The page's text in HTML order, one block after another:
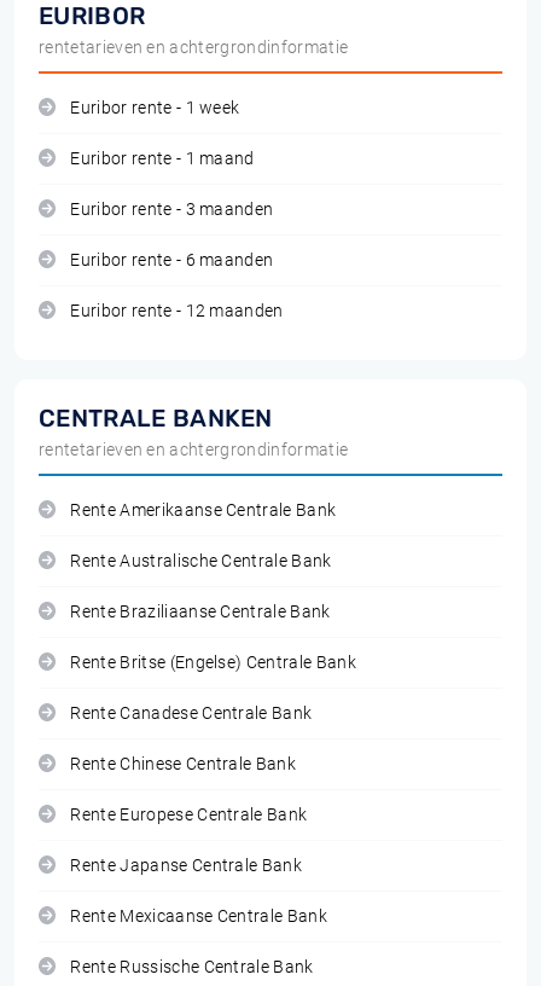
EURIBOR
rentetarieven en achtergrondinformatie
Euribor rente - 1 week
Euribor rente - 1 maand
Euribor rente - 3 maanden
Euribor rente - 6 maanden
Euribor rente - 12 maanden
CENTRALE BANKEN
rentetarieven en achtergrondinformatie
Rente Amerikaanse Centrale Bank
Rente Australische Centrale Bank
Rente Braziliaanse Centrale Bank
Rente Britse (Engelse) Centrale Bank
Rente Canadese Centrale Bank
Rente Chinese Centrale Bank
Rente Europese Centrale Bank
Rente Japanse Centrale Bank
Rente Mexicaanse Centrale Bank
Rente Russische Centrale Bank